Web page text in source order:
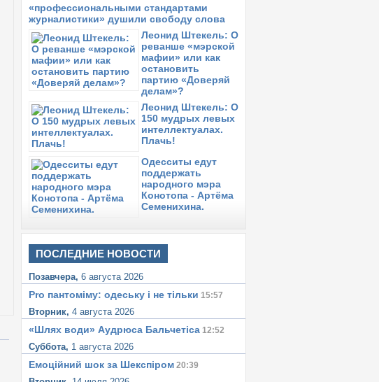
«профессиональными стандартами
журналистики» душили свободу слова
Леонид Штекель: О
реванше «мэрской
мафии» или как
остановить
партию «Доверяй
делам»?
Леонид Штекель: О
150 мудрых левых
интеллектуалах.
Плачь!
Одесситы едут
поддержать
народного мэра
Конотопа - Артёма
Семенихина.
ПОСЛЕДНИЕ НОВОСТИ
Позавчера, 6 августа 2026
Pro пантоміму: одеську i не тiльки 15:57
Вторник, 4 августа 2026
«Шлях води» Аудрюса Бальчетiса 12:52
Суббота, 1 августа 2026
Емоційний шок за Шекспіром 20:39